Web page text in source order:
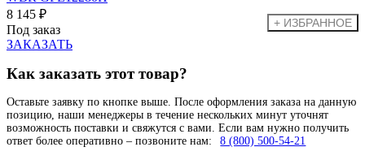
8 145 ₽
Под заказ
ЗАКАЗАТЬ
Как заказать этот товар?
Оставьте заявку по кнопке выше. После оформления заказа на данную
позицию, наши менеджеры в течение нескольких минут уточнят
возможность поставки и свяжутся с вами. Если вам нужно получить
ответ более оперативно – позвоните нам:
8 (800) 500-54-21